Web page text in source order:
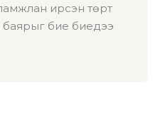
ирсэн төрт
бие биедээ